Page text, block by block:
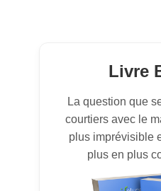
Livre
La question que
courtiers avec le
plus imprévisible
plus en plus